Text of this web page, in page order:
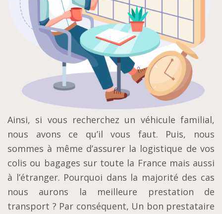
Ainsi, si vous recherchez un véhicule familial,
nous avons ce qu’il vous faut. Puis, nous
sommes à même d’assurer la logistique de vos
colis ou bagages sur toute la France mais aussi
à l’étranger. Pourquoi dans la majorité des cas
nous aurons la meilleure prestation de
transport ? Par conséquent, Un bon prestataire